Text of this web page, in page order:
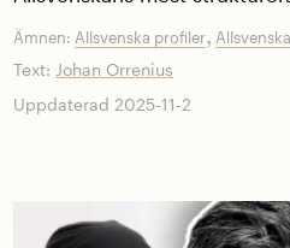
Ämnen: Allsvenska profiler,
Text: Johan Orrenius
Uppdaterad 2025-11-2